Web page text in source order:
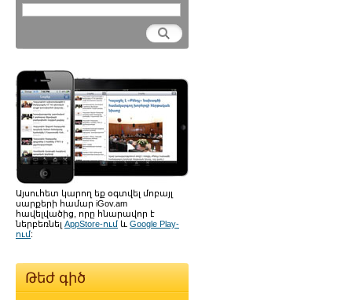
Այսուհետ կարող եք օգտվել մոբայլ
սարքերի համար iGov.am
հավելվածից, որը հնարավոր է
ներբեռնել AppStore-ում և Google Play-
ում:
Թեժ գիծ